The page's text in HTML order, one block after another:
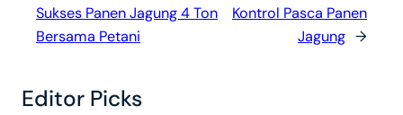
Sukses Panen Jagung 4 Ton
Bersama Petani
Kontrol Pasca Panen
Jagung →
Editor Picks